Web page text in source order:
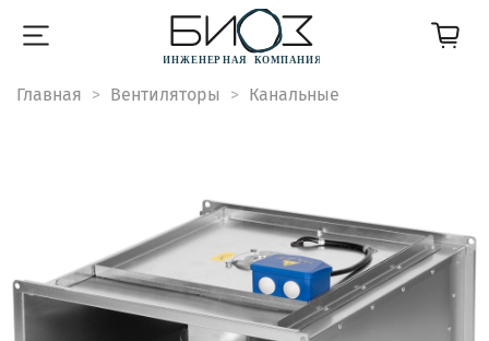
Главная Вентиляторы Канальные